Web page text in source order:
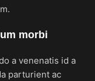
morbi
a venenatis id a
parturient ac